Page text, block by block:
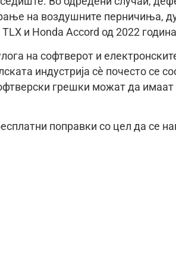
на воздушните перничиња,
и Honda Accord од 2022
на софтверот и
индустрија сè почесто се
грешки можат да имаат
поправки со цел да се